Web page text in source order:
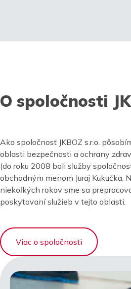
O spoločnosti
Ako spoločnosť JKBOZ s.r.o.
oblasti bezpečnosti a ochrany
(do roku 2008 boli služby
obchodným menom Juraj Kukučka,
niekoľkých rokov sme sa
poskytovaní služieb v tejto oblasti.
Viac o spoločnosti